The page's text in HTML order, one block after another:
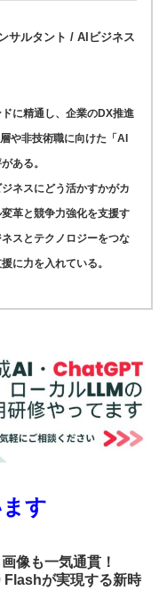
サルタント / AIビジネス
に精通し、企業のDX推進
や非技術職に向けた「AI
ある。
ネスにどう活かすかがカ
革と競争力強化を支援す
スとテクノロジーをつな
に力を入れている。
す
像も一気通貫！
Flashが実現する新時